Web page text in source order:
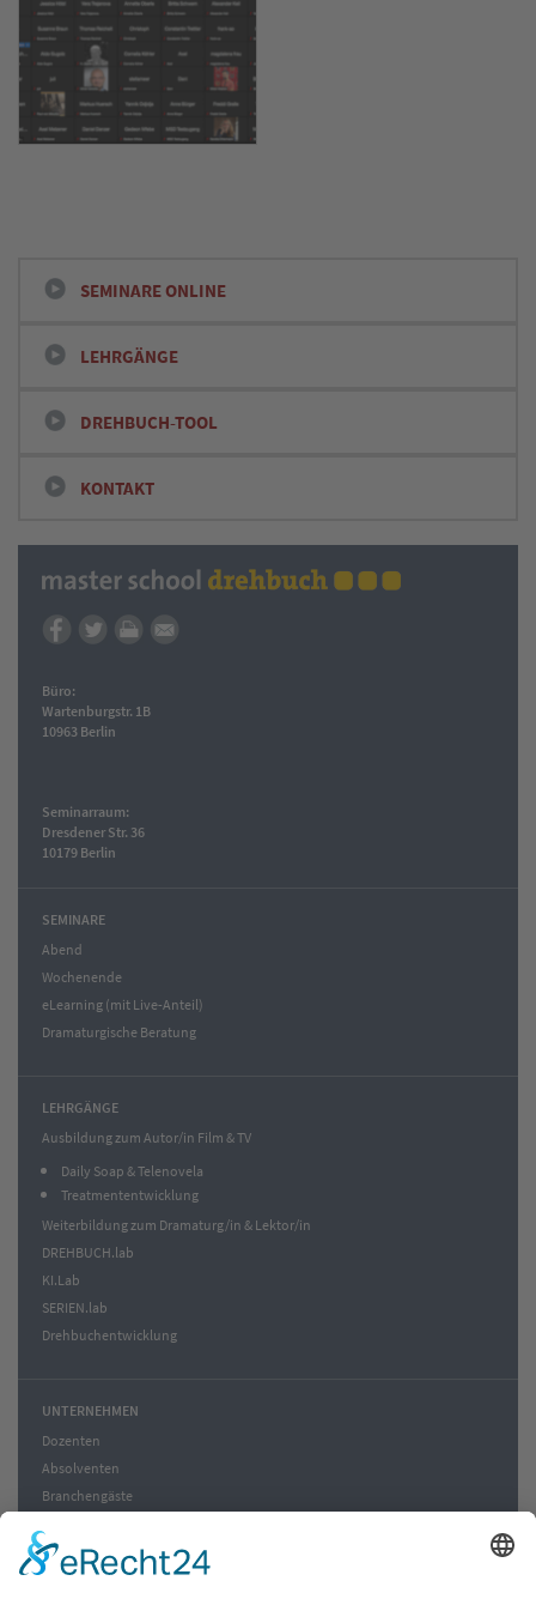
SEMINARE ONLINE
LEHRGÄNGE
DREHBUCH-TOOL
KONTAKT
Büro:
Wartenburgstr. 1B
10963 Berlin
Seminarraum:
Dresdener Str. 36
10179 Berlin
SEMINARE
Abend
Wochenende
eLearning (mit Live-Anteil)
Dramaturgische Beratung
LEHRGÄNGE
Ausbildung zum Autor/in Film & TV
Daily Soap & Telenovela
Treatmententwicklung
Weiterbildung zum Dramaturg/in & Lektor/in
DREHBUCH.lab
KI.Lab
SERIEN.lab
Drehbuchentwicklung
UNTERNEHMEN
Dozenten
Absolventen
Branchengäste
Blog zur Welt
Verlag | Edition